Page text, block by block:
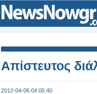
Απίστευτος
2012-04-06 04:05:40